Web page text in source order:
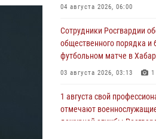
04 августа 2026, 06:00
Сотрудники Росгвардии
общественного порядка и
футбольном матче в
03 августа 2026, 03:13 1
1 августа свой
отмечают
дежурной службы